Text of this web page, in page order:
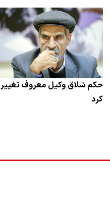
حکم شلاق وکیل معروف تغییر
کرد